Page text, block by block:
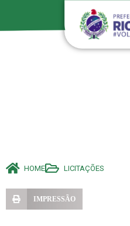
HOME LICITAÇÕES
IMPRESSÃO